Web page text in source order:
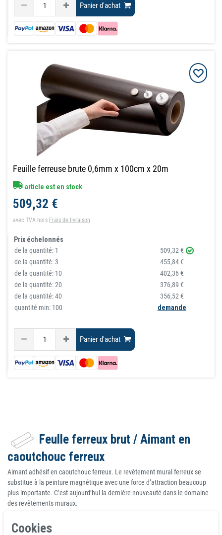
Panier d'achat
Feuille ferreuse brute 0,6mm x 100cm x 20m
article est en stock
509,32 €
avec TVA hors Frais de livraison
Prix échelonnés
de la quantité: 1
509,32 €
de la quantité:3
455,84 €
de la quantité: 10
402,36 €
de la quantité:20
376,89 €
de la quantité:40
356,52 €
quantité min: 100
demande
Panier d'achat
Feulle ferreux brut / Aimant en
caoutchouc ferreux
Aimant adhésif en caoutchouc ferreux. Le revêtement mural ferreux se
substitue à la peinture magnétique avec une force d’attraction beaucoup
plus importante. C’est aujourd’hui la dernière nouveauté dans le domaine
des revêtements muraux.
désormais créer votre espace magnétique où vous le souhaitez grâce à ce
Cookies